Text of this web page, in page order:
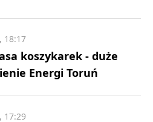
koszykarek - duże
Energi Toruń
18:17
17:29